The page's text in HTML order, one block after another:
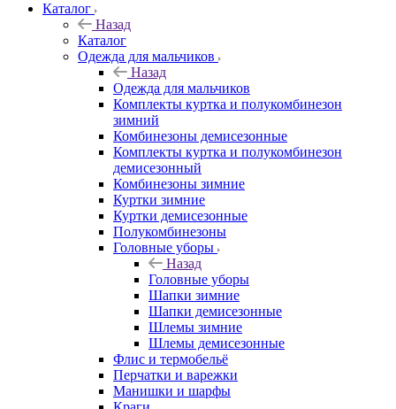
Каталог
Назад
Каталог
Одежда для мальчиков
Назад
Одежда для мальчиков
Комплекты куртка и полукомбинезон
зимний
Комбинезоны демисезонные
Комплекты куртка и полукомбинезон
демисезонный
Комбинезоны зимние
Куртки зимние
Куртки демисезонные
Полукомбинезоны
Головные уборы
Назад
Головные уборы
Шапки зимние
Шапки демисезонные
Шлемы зимние
Шлемы демисезонные
Флис и термобельё
Перчатки и варежки
Манишки и шарфы